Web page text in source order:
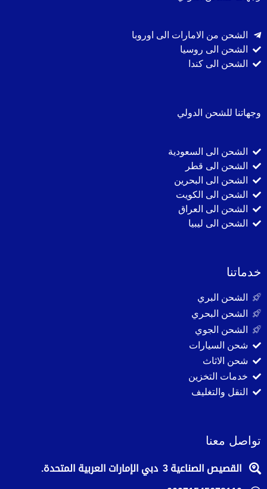
الشحن من الامارات الى اوروبا
الشحن الى روسيا
الشحن الى كندا
وجهاتنا للشحن الدولي
الشحن الى السعودية
الشحن الى قطر
الشحن الى البحرين
الشحن الى الكويت
الشحن الى العراق
الشحن الى ليبيا
خدماتنا
الشحن البري
الشحن البحري
الشحن الجوي
شحن السيارات
شحن الاثاث
خدمات التخزين
النقل والتغليف
تواصل معنا
القصيص الصناعية 3 دبي الإمارات العربية المتحدة.